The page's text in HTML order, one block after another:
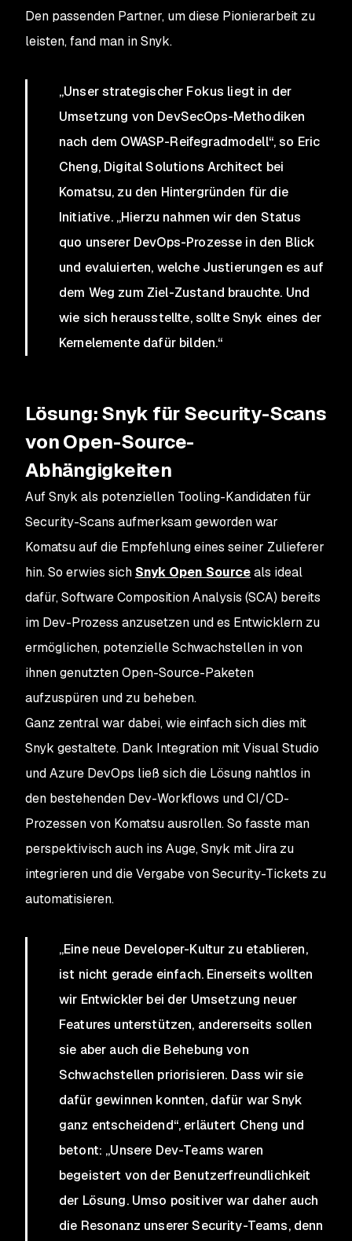
Den passenden Partner, um diese Pionierarbeit zu
leisten, fand man in Snyk.
„Unser strategischer Fokus liegt in der
Umsetzung von DevSecOps-Methodiken
nach dem OWASP-Reifegradmodell“, so Eric
Cheng, Digital Solutions Architect bei
Komatsu, zu den Hintergründen für die
Initiative. „Hierzu nahmen wir den Status
quo unserer DevOps-Prozesse in den Blick
und evaluierten, welche Justierungen es auf
dem Weg zum Ziel-Zustand brauchte. Und
wie sich herausstellte, sollte Snyk eines der
Kernelemente dafür bilden.“
Lösung: Snyk für Security-Scans
von Open-Source-
Abhängigkeiten
Auf Snyk als potenziellen Tooling-Kandidaten für
Security-Scans aufmerksam geworden war
Komatsu auf die Empfehlung eines seiner Zulieferer
hin. So erwies sich Snyk Open Sourceals ideal
dafür, Software Composition Analysis (SCA) bereits
im Dev-Prozess anzusetzen und es Entwicklern zu
ermöglichen, potenzielle Schwachstellen in von
ihnen genutzten Open-Source-Paketen
aufzuspüren und zu beheben.
Ganz zentral war dabei, wie einfach sich dies mit
Snyk gestaltete. Dank Integration mit Visual Studio
und Azure DevOps ließ sich die Lösung nahtlos in
den bestehenden Dev-Workflows und CI/CD-
Prozessen von Komatsu ausrollen. So fasste man
perspektivisch auch ins Auge, Snyk mit Jira zu
integrieren und die Vergabe von Security-Tickets zu
automatisieren.
„Eine neue Developer-Kultur zu etablieren,
ist nicht gerade einfach. Einerseits wollten
wir Entwickler bei der Umsetzung neuer
Features unterstützen, andererseits sollen
sie aber auch die Behebung von
Schwachstellen priorisieren. Dass wir sie
dafür gewinnen konnten, dafür war Snyk
ganz entscheidend“, erläutert Cheng und
betont: „Unsere Dev-Teams waren
begeistert von der Benutzerfreundlichkeit
der Lösung. Umso positiver war daher auch
die Resonanz unserer Security-Teams, denn